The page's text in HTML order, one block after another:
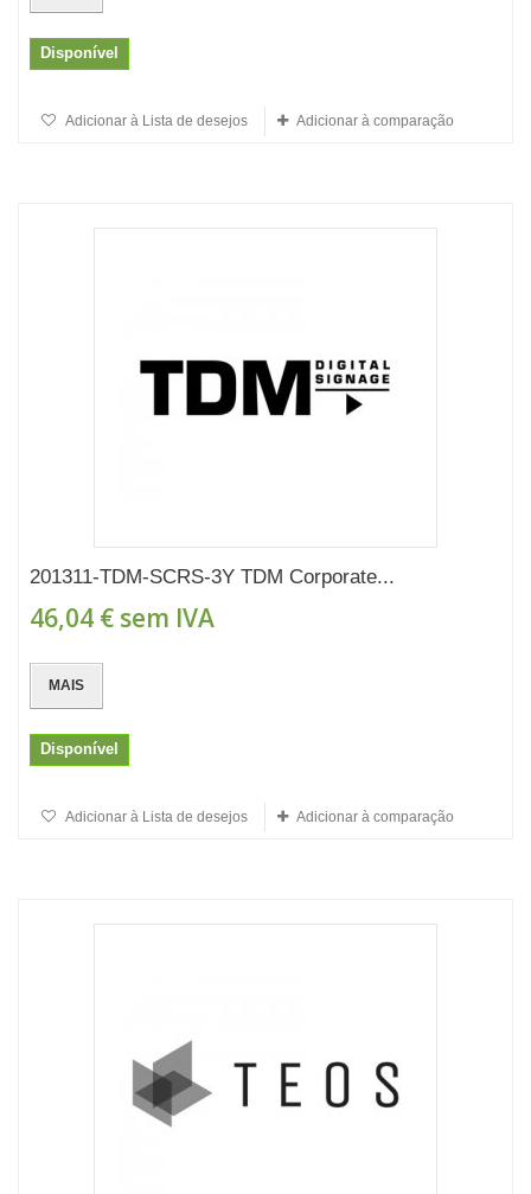
Disponível
Adicionar à Lista de desejos Adicionar à comparação
201311-TDM-SCRS-3Y TDM Corporate...
46,04 € sem IVA
MAIS
Disponível
Adicionar à Lista de desejos Adicionar à comparação